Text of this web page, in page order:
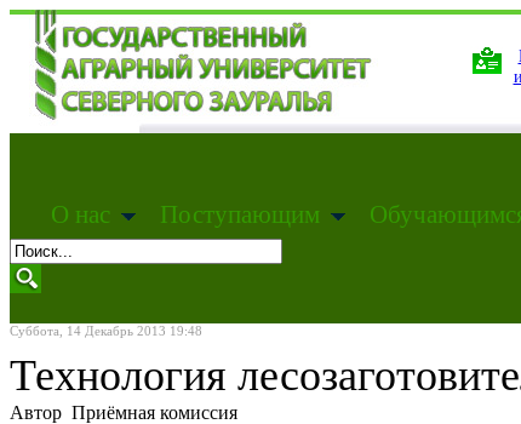
О нас Поступающим
Суббота, 14 Декабрь 2013 19:48
Технология
Автор Приёмная комиссия